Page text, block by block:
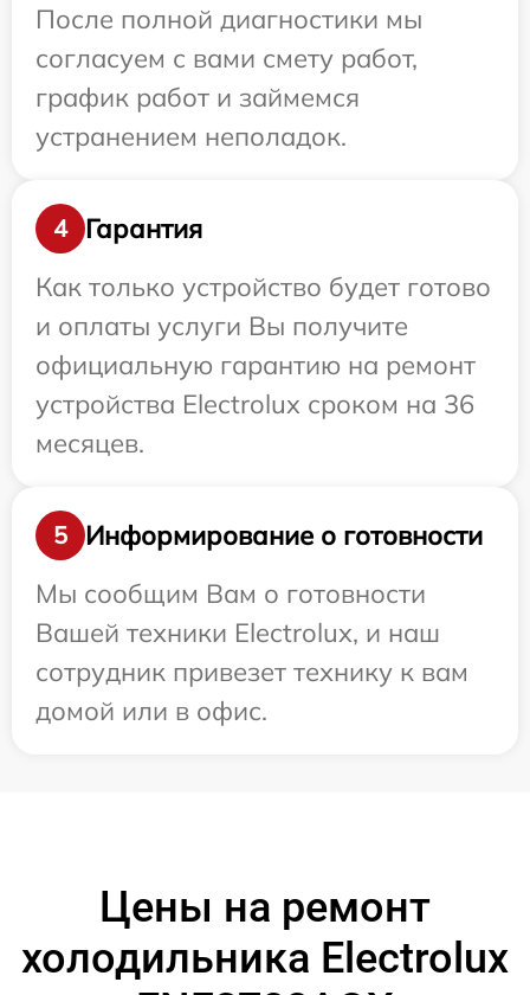
После полной диагностики мы
согласуем с вами смету работ,
график работ и займемся
устранением неполадок.
4
Гарантия
Как только устройство будет готово
и оплаты услуги Вы получите
официальную гарантию на ремонт
устройства Electrolux сроком на 36
месяцев.
5
Информирование о готовности
Мы сообщим Вам о готовности
Вашей техники Electrolux, и наш
сотрудник привезет технику к вам
домой или в офис.
Цены на ремонт
холодильника Electrolux